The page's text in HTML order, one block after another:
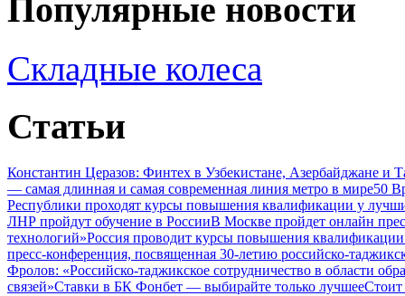
Популярные новости
Складные колеса
Статьи
Константин Церазов: Финтех в Узбекистане, Азербайджане
— самая длинная и самая современная линия метро в мире50
Республики проходят курсы повышения квалификации у
ЛНР пройдут обучение в РоссииВ Москве пройдет онлайн
технологий»Россия проводит курсы повышения квалификации
пресс-конференция, посвященная 30-летию российско-
Фролов: «Российско-таджикское сотрудничество в области
связей»Ставки в БК Фонбет — выбирайте только лучшееСтоит